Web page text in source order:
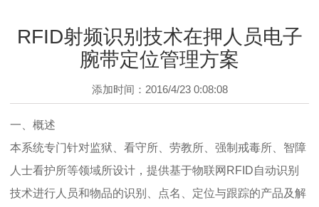
RFID射频识别技术在押人员电子
腕带定位管理方案
添加时间：2016/4/23 0:08:08
一、概述
本系统专门针对监狱、看守所、劳教所、强制戒毒所、智障
人士看护所等领域所设计，提供基于物联网RFID自动识别
技术进行人员和物品的识别、点名、定位与跟踪的产品及解